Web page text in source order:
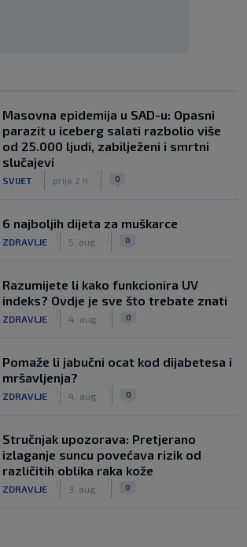
Masovna epidemija u SAD-u: Opasni
parazit u iceberg salati razbolio više
od 25.000 ljudi, zabilježeni i smrtni
slučajevi
SVIJET prije 2 h 0
6 najboljih dijeta za muškarce
ZDRAVLJE 5. aug. 0
Razumijete li kako funkcionira UV
indeks? Ovdje je sve što trebate znati
ZDRAVLJE 4. aug. 0
Pomaže li jabučni ocat kod dijabetesa i
mršavljenja?
ZDRAVLJE 4. aug. 0
Stručnjak upozorava: Pretjerano
izlaganje suncu povećava rizik od
različitih oblika raka kože
ZDRAVLJE 3. aug. 0